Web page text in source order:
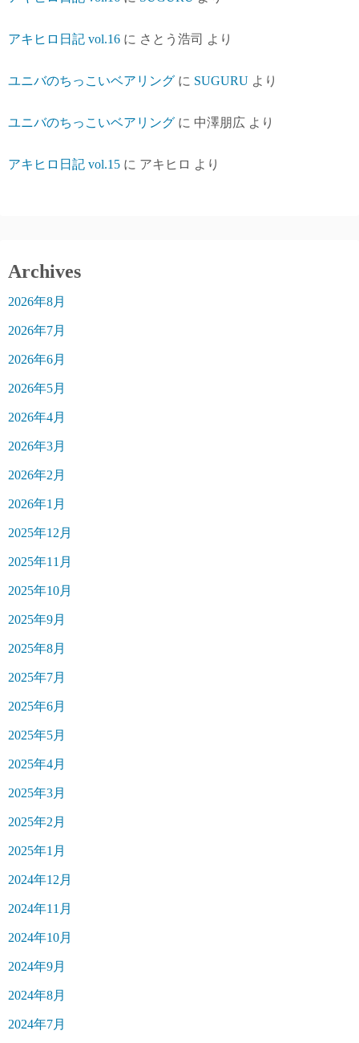
アキヒロ日記 vol.16 に さとう浩司 より
ユニバのちっこいベアリング に SUGURU より
ユニバのちっこいベアリング に 中澤朋広 より
アキヒロ日記 vol.15 に アキヒロ より
Archives
2026年8月
2026年7月
2026年6月
2026年5月
2026年4月
2026年3月
2026年2月
2026年1月
2025年12月
2025年11月
2025年10月
2025年9月
2025年8月
2025年7月
2025年6月
2025年5月
2025年4月
2025年3月
2025年2月
2025年1月
2024年12月
2024年11月
2024年10月
2024年9月
2024年8月
2024年7月